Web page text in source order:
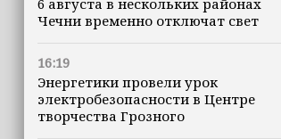
6 августа в нескольких районах
Чечни временно отключат свет
16:19
Энергетики провели урок
электробезопасности в Центре
творчества Грозного